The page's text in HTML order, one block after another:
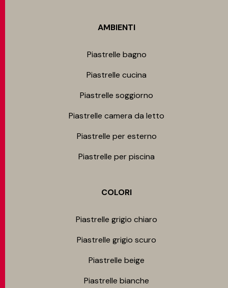
AMBIENTI
Piastrelle bagno
Piastrelle cucina
Piastrelle soggiorno
Piastrelle camera da letto
Piastrelle per esterno
Piastrelle per piscina
COLORI
Piastrelle grigio chiaro
Piastrelle grigio scuro
Piastrelle beige
Piastrelle bianche